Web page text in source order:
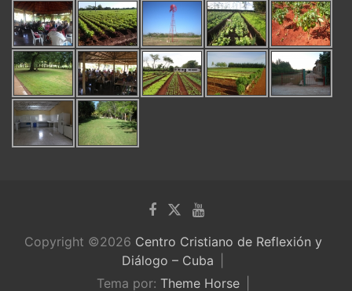
Copyright ©2026 Centro Cristiano de Reflexión y
Diálogo – Cuba
Tema por: Theme Horse